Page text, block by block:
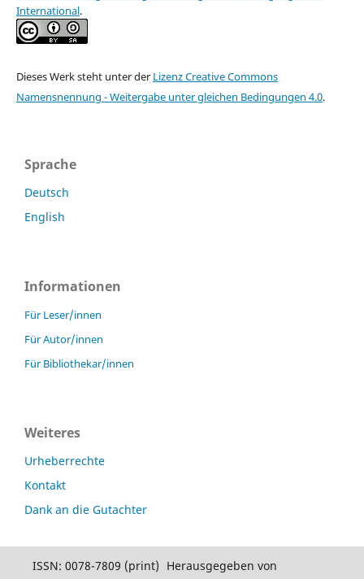
International.
Dieses Werk steht unter der Lizenz Creative Commons
Namensnennung - Weitergabe unter gleichen Bedingungen 4.0.
Sprache
Deutsch
English
Informationen
Für Leser/innen
Für Autor/innen
Für Bibliothekar/innen
Weiteres
Urheberrechte
Kontakt
Dank an die Gutachter
ISSN: 0078-7809 (print) Herausgegeben von